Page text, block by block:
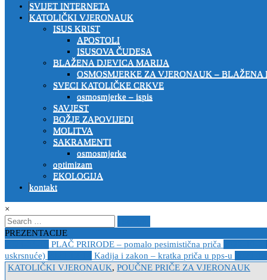
SVIJET INTERNETA
KATOLIČKI VJERONAUK
ISUS KRIST
APOSTOLI
ISUSOVA ČUDESA
BLAŽENA DJEVICA MARIJA
OSMOSMJERKE ZA VJERONAUK – BLAŽENA
SVECI KATOLIČKE CRKVE
osmosmjerke – ispis
SAVJEST
BOŽJE ZAPOVIJEDI
MOLITVA
SAKRAMENTI
osmosmjerke
optimizam
EKOLOGIJA
kontakt
×
Search
for:
PREZENTACIJE
PLAČ PRIRODE – pomalo pesimistična priča
uskrsnuće)
Kadija i zakon – kratka priča u pps-u
Posted
KATOLIČKI VJERONAUK, POUČNE PRIČE ZA VJERONAUK